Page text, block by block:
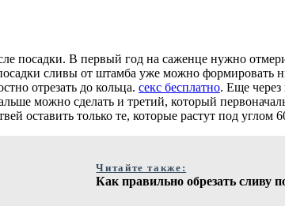
посадки. В первый год на саженце нужно
сливы от штамба уже можно
отрезать до кольца. секс бесплатно. Еще через
можно сделать и третий, который
оставить только те, которые растут под углом
Читайте также:
Как правильно обрезать сливу